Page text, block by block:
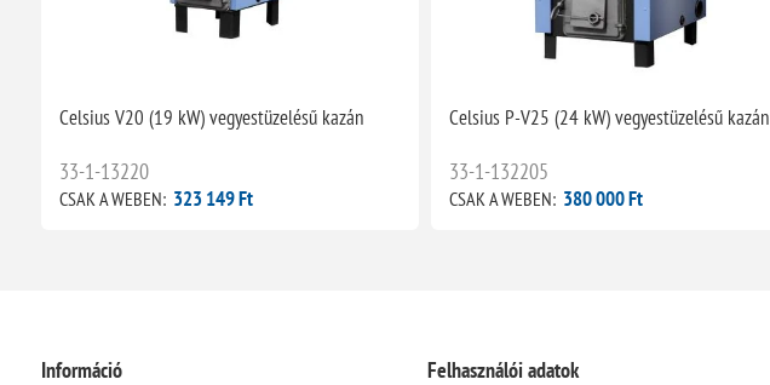
Celsius V20 (19 kW) vegyestüzelésű kazán
33-1-13220
CSAK A WEBEN: 323 149 Ft
Celsius P-V25 (24 kW) vegyestüzelésű kazán
33-1-132205
CSAK A WEBEN: 380 000 Ft
Információ
Felhasználói adatok